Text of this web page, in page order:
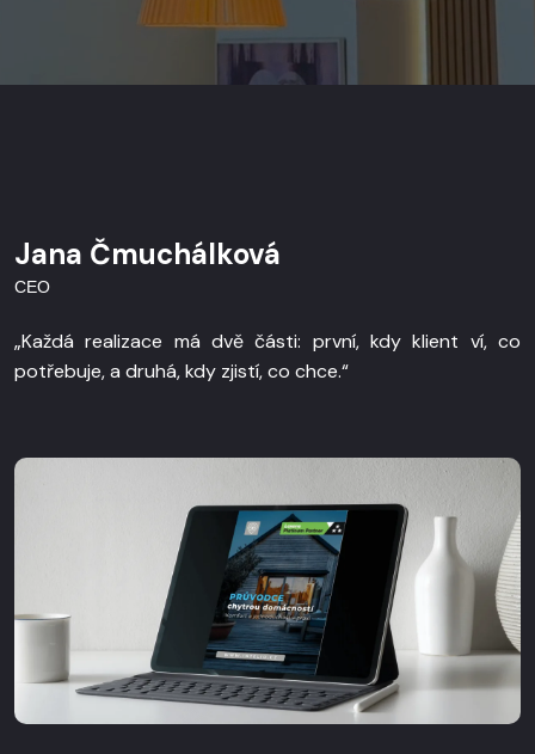
Jana Čmuchálková
CEO
„Každá realizace má dvě části: první, kdy klient ví, co
potřebuje, a druhá, kdy zjistí, co chce.“